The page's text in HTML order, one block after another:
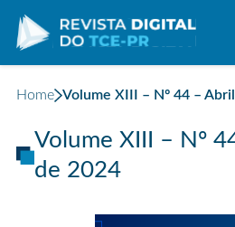
Home Volume XIII – Nº 44 –
Volume XIII – Nº
de 2024